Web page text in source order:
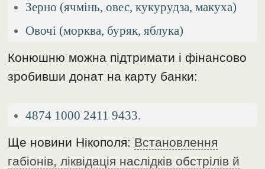
Зерно (ячмінь, овес, кукурудза, макуха)
Овочі (морква, буряк, яблука)
Конюшню можна підтримати і фінансово
зробивши донат на карту банки:
4874 1000 2411 9433.
Ще новини Нікополя: Встановлення
габіонів, ліквідація наслідків обстрілів й